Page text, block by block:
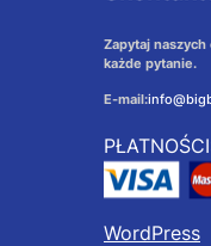
Zapytaj
każde pytanie.
E-mail:
WordPress